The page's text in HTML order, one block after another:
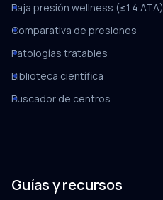
Baja presión wellness (≤1.4 ATA)
Comparativa de presiones
Patologías tratables
Biblioteca científica
Buscador de centros
Guías y recursos